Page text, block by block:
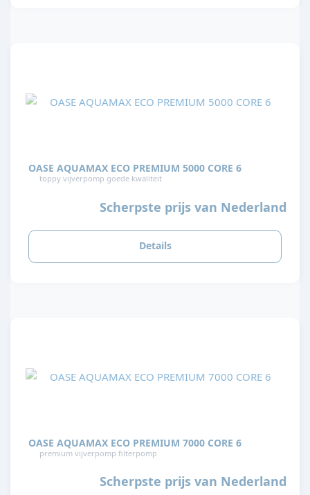
OASE AQUAMAX ECO PREMIUM 5000 CORE 6
toppy vijverpomp goede kwaliteit
Scherpste prijs van Nederland
Details
OASE AQUAMAX ECO PREMIUM 7000 CORE 6
premium vijverpomp filterpomp
Scherpste prijs van Nederland